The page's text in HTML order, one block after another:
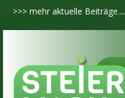
>>> mehr aktuelle Beiträge....